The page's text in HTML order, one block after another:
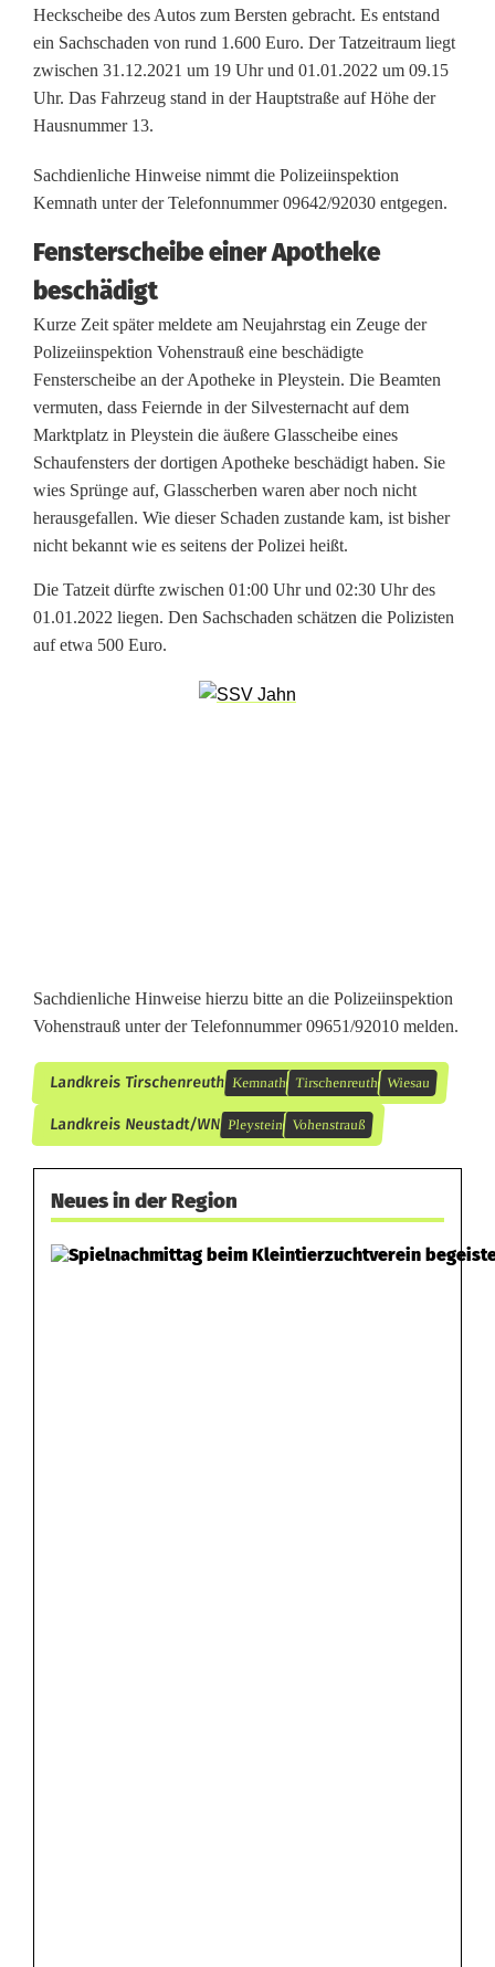
s
t
e
s
c
h
e
i
b
e
i
n
i
l
a
c
h
t
Heckscheibe des Autos zum Bersten gebracht. Es entstand
ein Sachschaden von rund 1.600 Euro. Der Tatzeitraum liegt
zwischen 31.12.2021 um 19 Uhr und 01.01.2022 um 09.15
Uhr. Das Fahrzeug stand in der Hauptstraße auf Höhe der
Hausnummer 13.
Sachdienliche Hinweise nimmt die Polizeiinspektion
Kemnath unter der Telefonnummer 09642/92030 entgegen.
Fensterscheibe einer Apotheke
beschädigt
Kurze Zeit später meldete am Neujahrstag ein Zeuge der
Polizeiinspektion Vohenstrauß eine beschädigte
Fensterscheibe an der Apotheke in Pleystein. Die Beamten
vermuten, dass Feiernde in der Silvesternacht auf dem
Marktplatz in Pleystein die äußere Glasscheibe eines
Schaufensters der dortigen Apotheke beschädigt haben. Sie
wies Sprünge auf, Glasscherben waren aber noch nicht
herausgefallen. Wie dieser Schaden zustande kam, ist bisher
nicht bekannt wie es seitens der Polizei heißt.
Die Tatzeit dürfte zwischen 01:00 Uhr und 02:30 Uhr des
01.01.2022 liegen. Den Sachschaden schätzen die Polizisten
auf etwa 500 Euro.
Sachdienliche Hinweise hierzu bitte an die Polizeiinspektion
Vohenstrauß unter der Telefonnummer 09651/92010 melden.
Landkreis Tirschenreuth Kemnath Tirschenreuth Wiesau
Landkreis Neustadt/WN Pleystein Vohenstrauß
Neues in der Region